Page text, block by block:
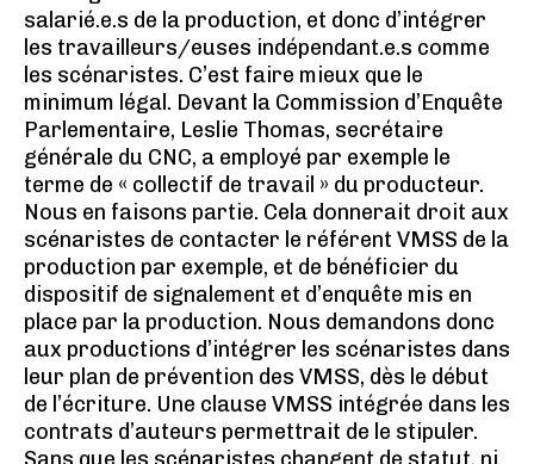
salarié.e.s de la production, et donc d’intégrer
les travailleurs/euses indépendant.e.s comme
les scénaristes. C’est faire mieux que le
minimum légal. Devant la Commission d’Enquête
Parlementaire, Leslie Thomas, secrétaire
générale du CNC, a employé par exemple le
terme de « collectif de travail » du producteur.
Nous en faisons partie. Cela donnerait droit aux
scénaristes de contacter le référent VMSS de la
production par exemple, et de bénéficier du
dispositif de signalement et d’enquête mis en
place par la production. Nous demandons donc
aux productions d’intégrer les scénaristes dans
leur plan de prévention des VMSS, dès le début
de l’écriture. Une clause VMSS intégrée dans les
contrats d’auteurs permettrait de le stipuler.